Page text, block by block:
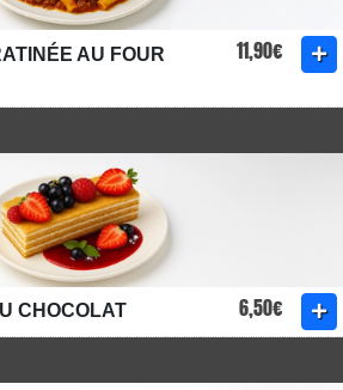
AU FOUR 11,90€
CHOCOLAT 6,50€